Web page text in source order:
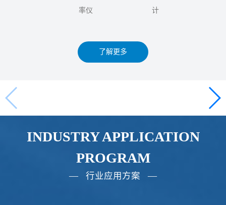
率仪 计
了解更多
INDUSTRY APPLICATION
PROGRAM
— 行业应用方案 —